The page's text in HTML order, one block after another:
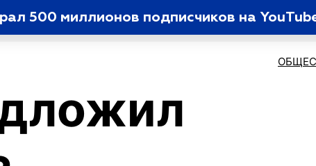
500 миллионов подписчиков на